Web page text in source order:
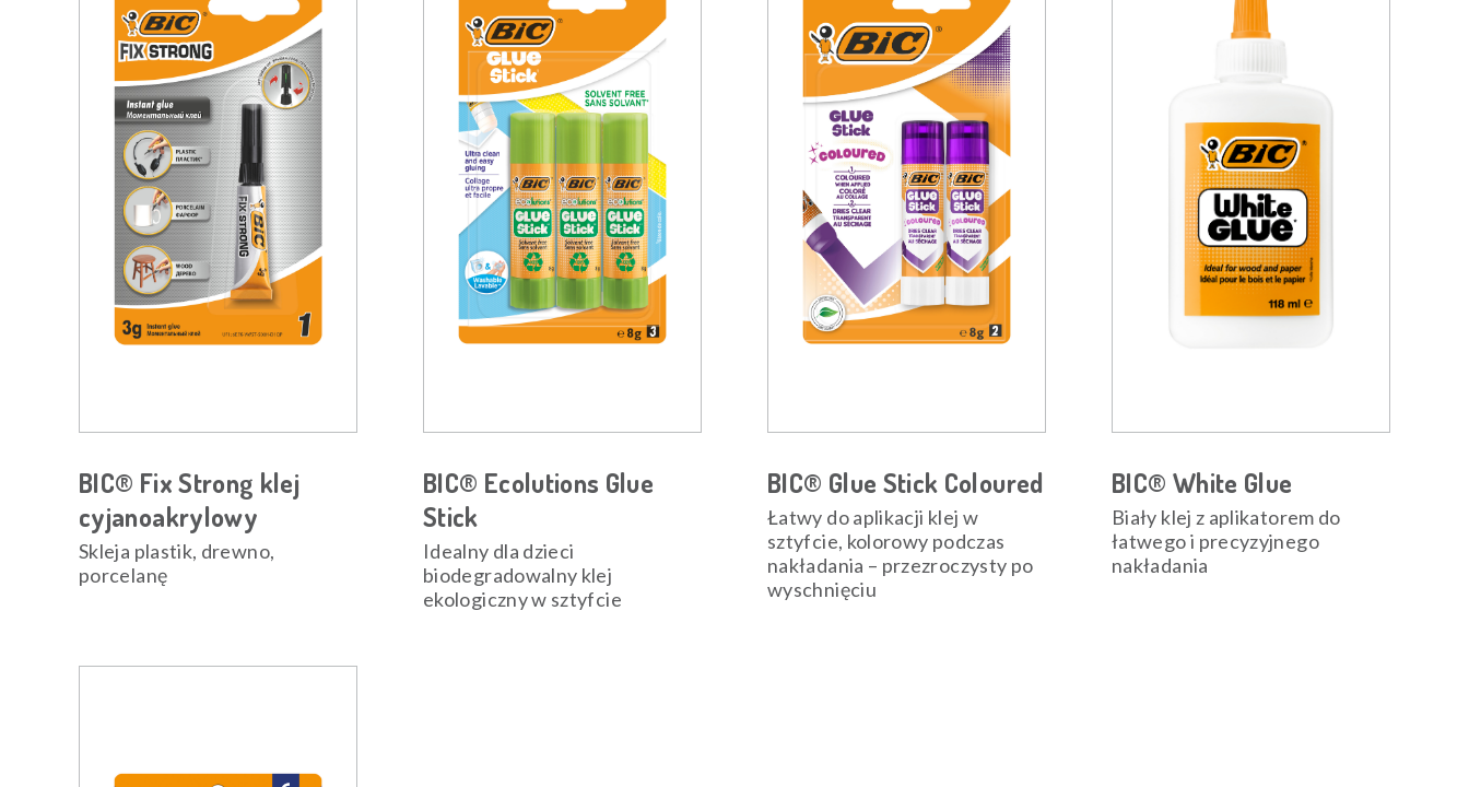
BIC® Fix Strong klej
cyjanoakrylowy
Skleja plastik, drewno,
porcelanę
BIC® Ecolutions Glue
Stick
Idealny dla dzieci
biodegradowalny klej
ekologiczny w sztyfcie
BIC® Glue Stick Coloured
Łatwy do aplikacji klej w
sztyfcie, kolorowy podczas
nakładania – przezroczysty po
wyschnięciu
BIC® White Glue
Biały klej z aplikatorem do
łatwego i precyzyjnego
nakładania